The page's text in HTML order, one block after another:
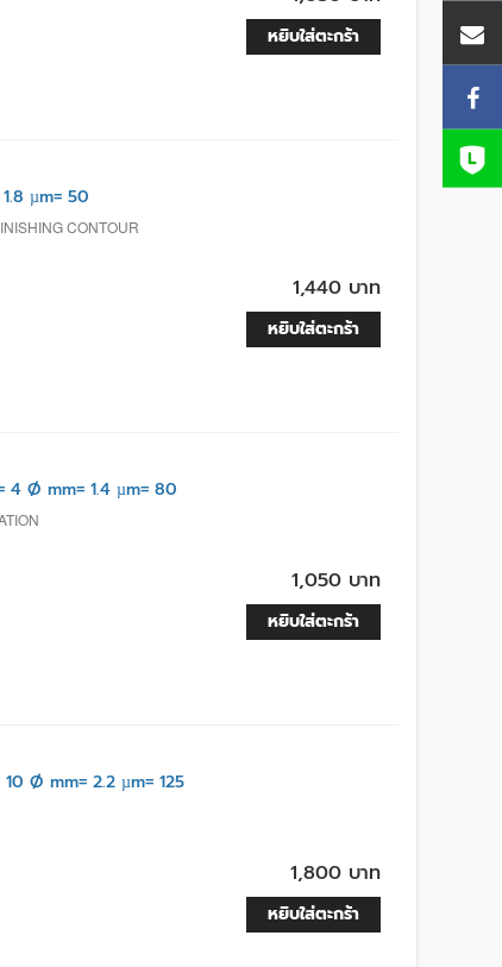
หยิบใส่ตะกร้า
µm= 50
CONTOUR
1,440 บาท
หยิบใส่ตะกร้า
4 Ø mm= 1.4 µm= 80
1,050 บาท
หยิบใส่ตะกร้า
10 Ø mm= 2.2 µm= 125
1,800 บาท
หยิบใส่ตะกร้า